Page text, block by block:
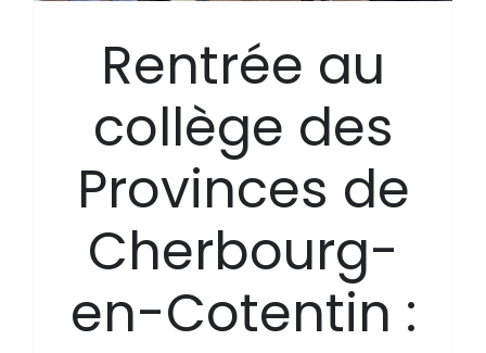
Rentrée au
collège des
Provinces de
Cherbourg-
en-Cotentin :